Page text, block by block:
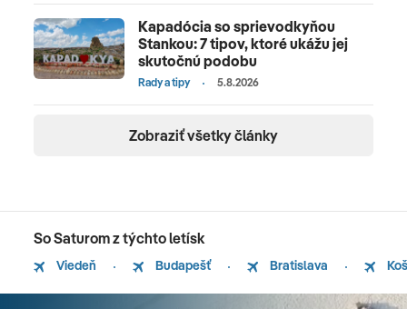
Kapadócia so sprievodkyňou
Stankou: 7 tipov, ktoré ukážu jej
skutočnú podobu
Rady a tipy 5.8.2026
Zobraziť všetky články
So Saturom z týchto letísk
Viedeň Budapešť Bratislava